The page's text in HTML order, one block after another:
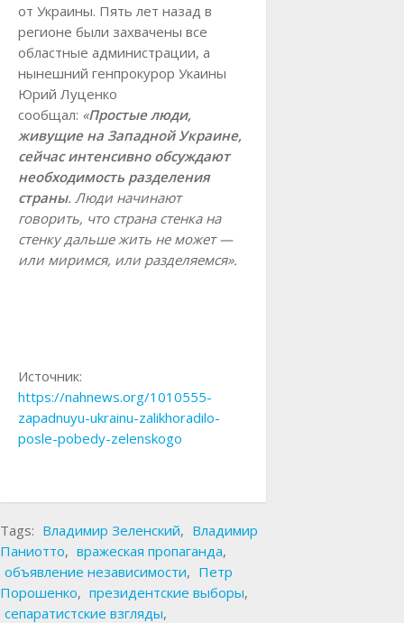
от Украины. Пять лет назад в
регионе были захвачены все
областные администрации, а
нынешний генпрокурор Укаины
Юрий Луценко
сообщал: «Простые люди,
живущие на Западной Украине,
сейчас интенсивно обсуждают
необходимость разделения
страны. Люди начинают
говорить, что страна стенка на
стенку дальше жить не может —
или миримся, или разделяемся».
Источник:
https://nahnews.org/1010555-
zapadnuyu-ukrainu-zalikhoradilo-
posle-pobedy-zelenskogo
Tags: Владимир Зеленский, Владимир
Паниотто, вражеская пропаганда,
объявление независимости, Петр
Порошенко, президентские выборы,
сепаратистские взгляды,